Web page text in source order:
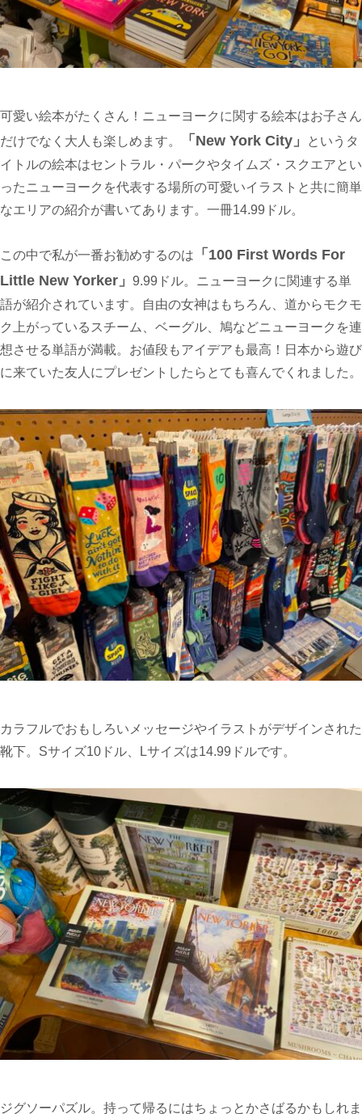
可愛い絵本がたくさん！ニューヨークに関する絵本はお子さん
だけでなく大人も楽しめます。
「New York City」
というタ
イトルの絵本はセントラル・パークやタイムズ・スクエアとい
ったニューヨークを代表する場所の可愛いイラストと共に簡単
なエリアの紹介が書いてあります。一冊14.99ドル。
この中で私が一番お勧めするのは
「100 First Words For
Little New Yorker」 9.99ドル。ニューヨークに関連する単
語が紹介されています。自由の女神はもちろん、道からモクモ
ク上がっているスチーム、ベーグル、鳩などニューヨークを連
想させる単語が満載。お値段もアイデアも最高！日本から遊び
に来ていた友人にプレゼントしたらとても喜んでくれました。
カラフルでおもしろいメッセージやイラストがデザインされた
靴下。Sサイズ10ドル、Lサイズは14.99ドルです。
ジグソーパズル。持って帰るにはちょっとかさばるかもしれま